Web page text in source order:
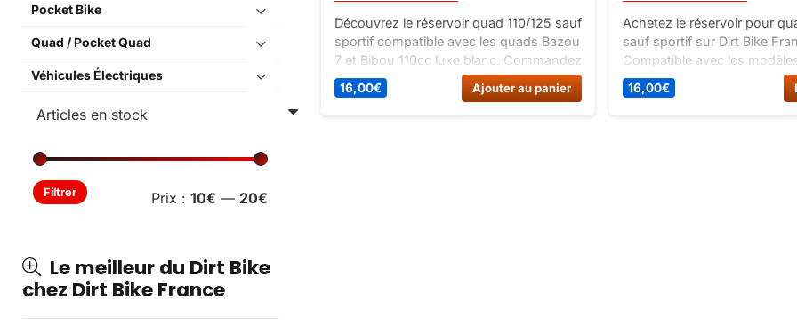
Pocket Bike
Quad / Pocket Quad
Véhicules Électriques
Prix
Prix
Filtrer Prix : 10€ — 20€
Le meilleur du Dirt Bike
chez Dirt Bike France
Découvrez le réservoir quad 110/125 sauf
sportif compatible avec les quads Bazou
7 et Bibou 110cc luxe blanc. Commandez
dès maintenant sur Dirt Bike France et
profitez de la livraison rapide.
16,00€ Ajouter au panier
Achetez le réservoir pour
sauf sportif sur Dirt Bike
Compatible avec les
Bazou 7 QBAZ7ECO et
110cc Luxe Blanc.
16,00€